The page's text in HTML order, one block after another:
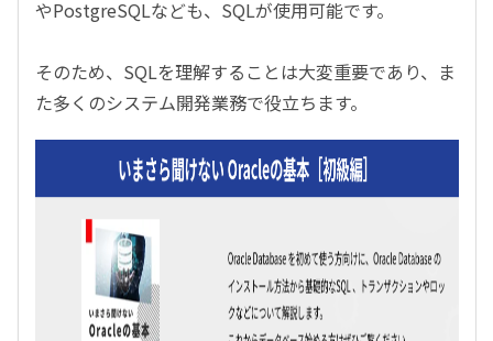
やPostgreSQLなども、SQLが使用可能です。
そのため、SQLを理解することは大変重要であり、ま
た多くのシステム開発業務で役立ちます。